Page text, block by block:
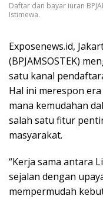
Daftar dan bayar iuran
Istimewa.
Exposenews.id,
(BPJAMSOSTEK)
satu kanal
Hal ini merespon
mana kemudahan
salah satu fitur
masyarakat.
“Kerja sama antara
sejalan dengan
mempermudah